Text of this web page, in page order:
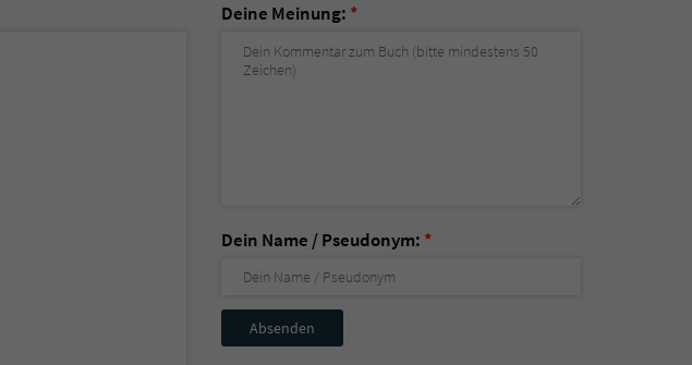
Deine Meinung: *
Dein Name / Pseudonym: *
Nicht
ausfüllen!